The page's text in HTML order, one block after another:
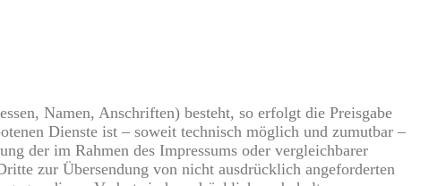
Namen, Anschriften) besteht, so erfolgt die Preisgabe
Dienste ist – soweit technisch möglich und zumutbar –
der im Rahmen des Impressums oder vergleichbarer
zur Übersendung von nicht ausdrücklich angeforderten